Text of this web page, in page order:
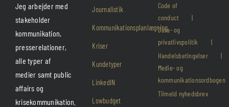
Jeg arbejder med
stakeholder
kommunikation,
presserelationer,
alle typer af
medier samt public
affairs og
krisekommunikation.
Journalistik
Kommunikationsplanlægning
Kriser
Kundetyper
LinkedIN
Lowbudget
Code of
conduct
Data- og
privatlivspolitik
Handelsbetingelser
Medie- og
kommunikationsordbogen
Tilmeld nyhedsbrev